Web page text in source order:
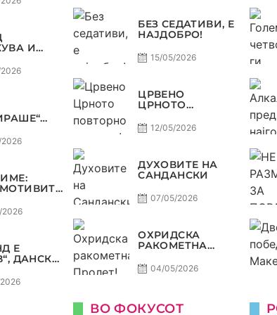
А
И
НА
ВО
ДАГУР
Е
ДАНСКА
И
СЕ
НЕ СЕ
БЕЗ СЕДАТИВИ, Е
НАЈДОБРО!
15/05/2026
ЦРВЕНО
ЦРНОТО
МОДА!
12/05/2026
ДУХОВИТЕ НА
САНДАНСКИ
07/05/2026
ОХРИДСКА
РАКОМЕТНА
04/05/2026
ВО ФОКУСОТ